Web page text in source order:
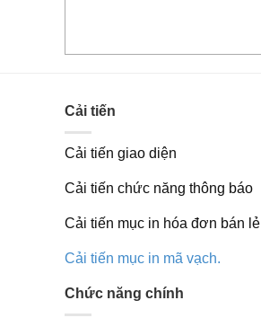
Cải tiến
Cải tiến giao diện
Cải tiến chức năng thông báo
Cải tiến mục in hóa đơn bán lẻ
Cải tiến mục in mã vạch.
Chức năng chính